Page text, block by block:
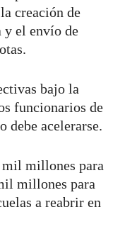
creación de
y el envío de
bajo la
funcionarios de
debe acelerarse.
mil millones para
millones para
a reabrir en